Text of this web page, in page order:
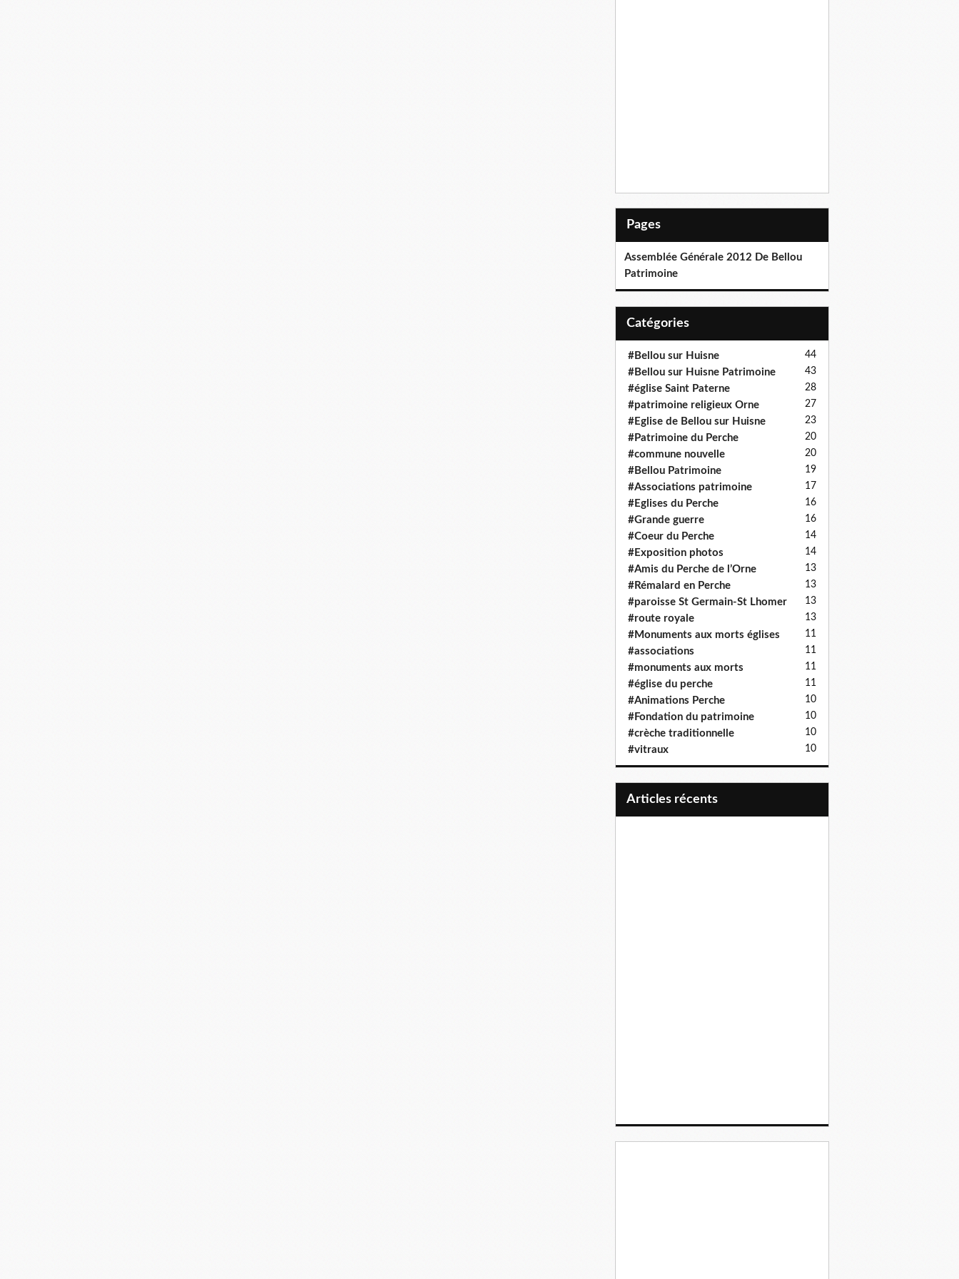
Pages
Assemblée Générale 2012 De Bellou
Patrimoine
Catégories
#Bellou sur Huisne 44
#Bellou sur Huisne Patrimoine 43
#église Saint Paterne 28
#patrimoine religieux Orne 27
#Eglise de Bellou sur Huisne 23
#Patrimoine du Perche 20
#commune nouvelle 20
#Bellou Patrimoine 19
#Associations patrimoine 17
#Eglises du Perche 16
#Grande guerre 16
#Coeur du Perche 14
#Exposition photos 14
#Amis du Perche de l’Orne 13
#Rémalard en Perche 13
#paroisse St Germain-St Lhomer 13
#route royale 13
#Monuments aux morts églises 11
#associations 11
#monuments aux morts 11
#église du perche 11
#Animations Perche 10
#Fondation du patrimoine 10
#crèche traditionnelle 10
#vitraux 10
articles récents